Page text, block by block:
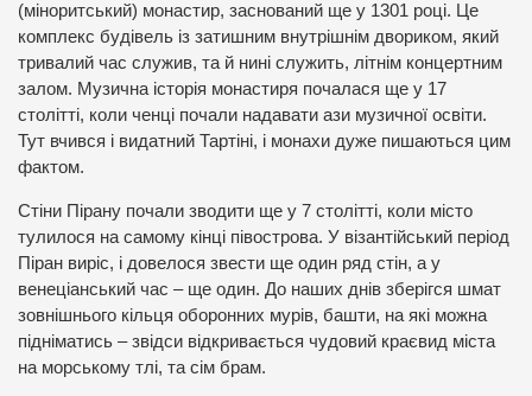
(міноритський) монастир, заснований ще у 1301 році. Це
комплекс будівель із затишним внутрішнім двориком, який
тривалий час служив, та й нині служить, літнім концертним
залом. Музична історія монастиря почалася ще у 17
столітті, коли ченці почали надавати ази музичної освіти.
Тут вчився і видатний Тартіні, і монахи дуже пишаються цим
фактом.
Стіни Пірану почали зводити ще у 7 столітті, коли місто
тулилося на самому кінці півострова. У візантійський період
Піран виріс, і довелося звести ще один ряд стін, а у
венеціанський час – ще один. До наших днів зберігся шмат
зовнішнього кільця оборонних мурів, башти, на які можна
підніматись – звідси відкривається чудовий краєвид міста
на морському тлі, та сім брам.